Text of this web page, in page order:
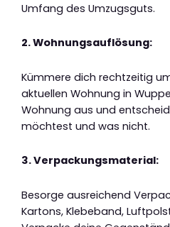
Umfang des Umzugsguts.
2. Wohnungsauflösung:
Kümmere dich rechtzeitig
aktuellen Wohnung in
Wohnung aus und
möchtest und was nicht.
3. Verpackungsmaterial:
Besorge ausreichend
Kartons, Klebeband,